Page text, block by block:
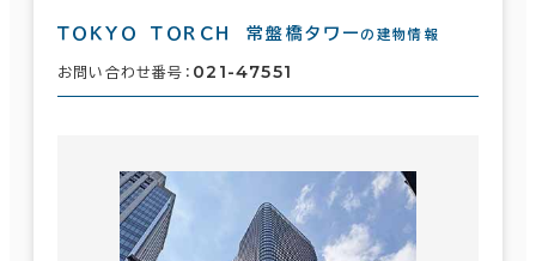
ＴＯＫＹＯ ＴＯＲＣＨ 常盤橋タワーの建物情報
お問い合わせ番号： 021-47551